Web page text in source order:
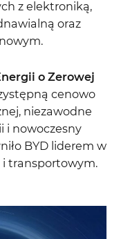
z elektroniką,
oraz
o Zerowej
cenowo
niezawodne
i nowoczesny
BYD liderem w
transportowym.